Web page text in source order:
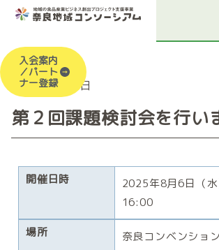
入会案内
／パート
ナー登録
2025年8月6日
第２回課題検討会を行い
開催日時
2025年8月6日（
16:00
場所
奈良コンベンショ